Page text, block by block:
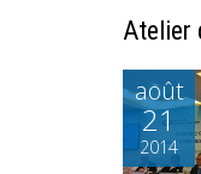
Atelier
août
21
2014